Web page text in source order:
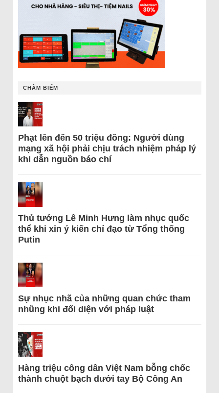
CHÂM BIẾM
Phạt lên đến 50 triệu đồng: Người dùng
mạng xã hội phải chịu trách nhiệm pháp lý
khi dẫn nguồn báo chí
Thủ tướng Lê Minh Hưng làm nhục quốc
thể khi xin ý kiến chỉ đạo từ Tổng thống
Putin
Sự nhục nhã của những quan chức tham
nhũng khi đối diện với pháp luật
Hàng triệu công dân Việt Nam bỗng chốc
thành chuột bạch dưới tay Bộ Công An